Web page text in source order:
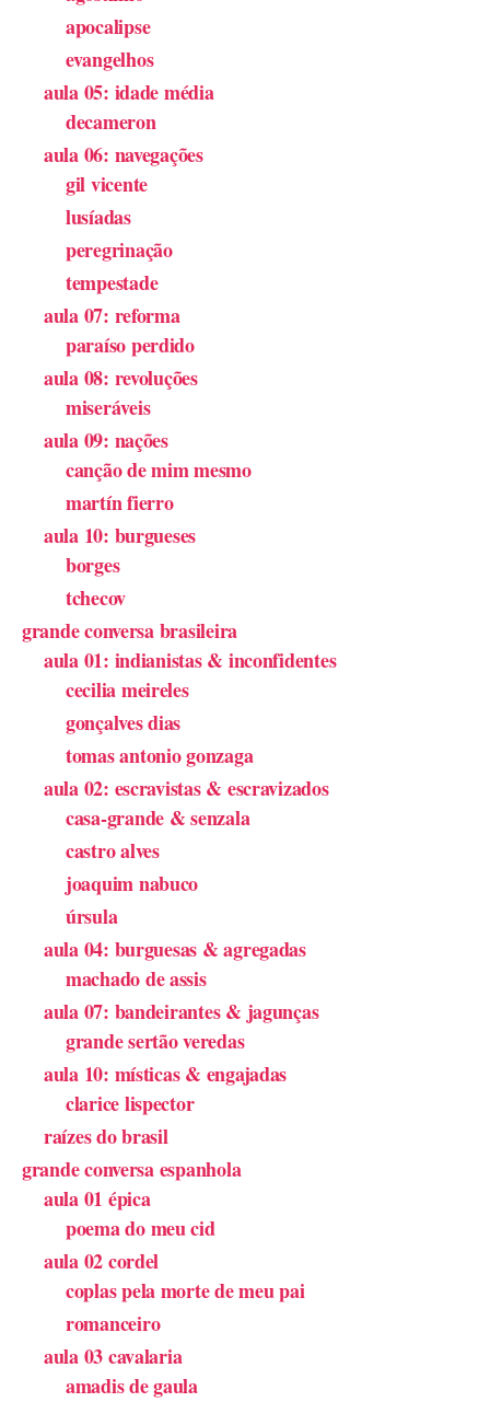
apocalipse
evangelhos
aula 05: idade média
decameron
aula 06: navegações
gil vicente
lusíadas
peregrinação
tempestade
aula 07: reforma
paraíso perdido
aula 08: revoluções
miseráveis
aula 09: nações
canção de mim mesmo
martín fierro
aula 10: burgueses
borges
tchecov
grande conversa brasileira
aula 01: indianistas & inconfidentes
cecilia meireles
gonçalves dias
tomas antonio gonzaga
aula 02: escravistas & escravizados
casa-grande & senzala
castro alves
joaquim nabuco
úrsula
aula 04: burguesas & agregadas
machado de assis
aula 07: bandeirantes & jagunças
grande sertão veredas
aula 10: místicas & engajadas
clarice lispector
raízes do brasil
grande conversa espanhola
aula 01 épica
poema do meu cid
aula 02 cordel
coplas pela morte de meu pai
romanceiro
aula 03 cavalaria
amadis de gaula